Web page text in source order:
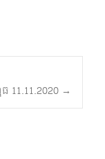
ធ 11.11.2020 →